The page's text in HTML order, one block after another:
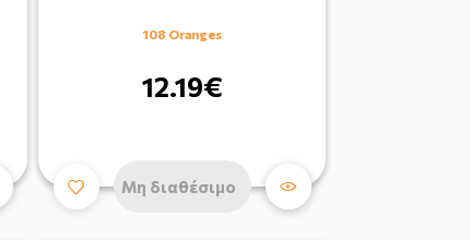
108 Oranges
12.19€
Μη διαθέσιμο